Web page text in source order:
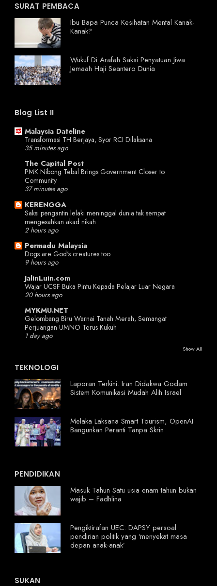
SURAT PEMBACA
Ibu Bapa Punca Kesihatan Mental Kanak-
Kanak?
Wukuf Di Arafah Saksi Penyatuan Jiwa
Jemaah Haji Seantero Dunia
Blog List II
Malaysia Dateline
Transformasi TH Berjaya, Syor RCI Dilaksana
35 minutes ago
The Capital Post
PMK Nibong Tebal Brings Government Closer to
Community
37 minutes ago
KERENGGA
Saksi pengantin lelaki meninggal dunia tak sempat
mengesahkan akad nikah
2 hours ago
Permadu Malaysia
Dogs are God's creatures too
9 hours ago
JalinLuin.com
Wajar UCSF Buka Pintu Kepada Pelajar Luar Negara
20 hours ago
MYKMU.NET
Gelombang Biru Warnai Tanah Merah, Semangat
Perjuangan UMNO Terus Kukuh
1 day ago
Show All
TEKNOLOGI
Laporan Terkini: Iran Didakwa Godam
Sistem Komunikasi Mudah Alih Israel
Melaka Laksana Smart Tourism, OpenAI
Bangunkan Peranti Tanpa Skrin
PENDIDIKAN
Masuk Tahun Satu usia enam tahun bukan
wajib – Fadhlina
Pengiktirafan UEC: DAPSY persoal
pendirian politik yang ‘menyekat masa
depan anak-anak’
SUKAN